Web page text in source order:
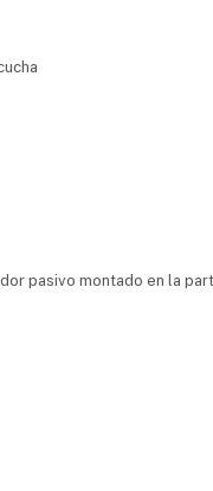
pasivo montado en la